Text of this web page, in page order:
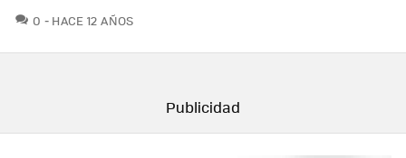
0 COMENTARIOS
HACE 12 AÑOS